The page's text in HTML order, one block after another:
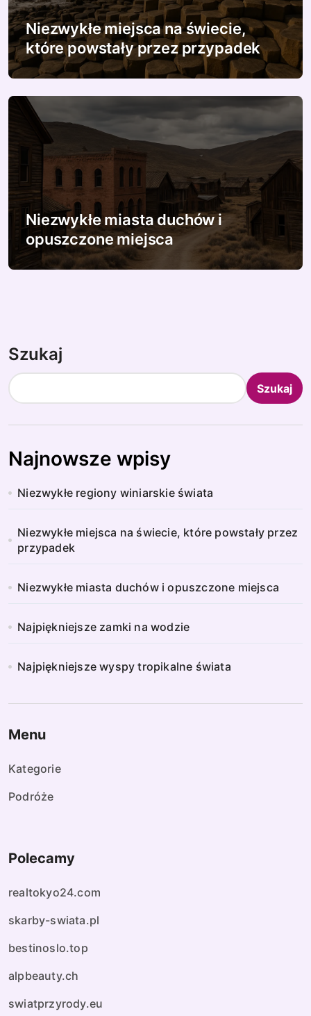
Niezwykłe miejsca na świecie,
które powstały przez przypadek
Niezwykłe miasta duchów i
opuszczone miejsca
Szukaj
Szukaj
Najnowsze wpisy
Niezwykłe regiony winiarskie świata
Niezwykłe miejsca na świecie, które powstały przez
przypadek
Niezwykłe miasta duchów i opuszczone miejsca
Najpiękniejsze zamki na wodzie
Najpiękniejsze wyspy tropikalne świata
Menu
Kategorie
Podróże
Polecamy
realtokyo24.com
skarby-swiata.pl
bestinoslo.top
alpbeauty.ch
swiatprzyrody.eu